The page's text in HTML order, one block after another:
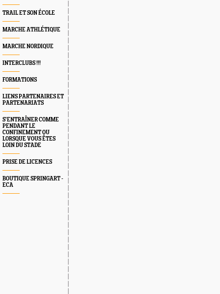
TRAIL ET SON ÉCOLE
MARCHE ATHLÉTIQUE
MARCHE NORDIQUE
INTERCLUBS !!!
FORMATIONS
LIENS PARTENAIRES ET
PARTENARIATS
S’ENTRAÎNER COMME
PENDANT LE
CONFINEMENT OU
LORSQUE VOUS ÊTES
LOIN DU STADE
PRISE DE LICENCES
BOUTIQUE SPRINGART -
ECA